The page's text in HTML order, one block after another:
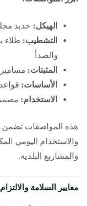
الهيكل: حديد
التشطيب: طلاء
والصدأ
المثبتات:
الأساسات:
الاستخدام:
هذه المواصفات تضمن
والاستخدام اليومي
والمشاريع البلدية.
معايير السلامة والالتزام